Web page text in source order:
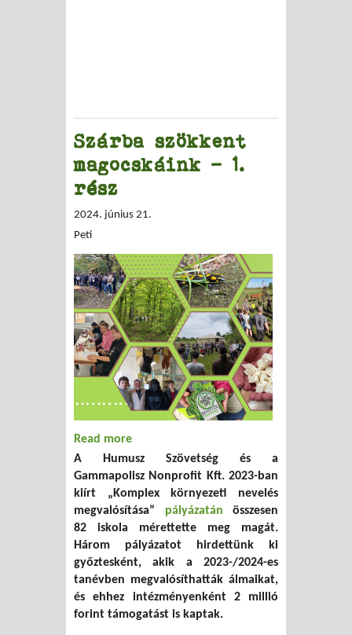
Szárba szökkent
magocskáink – 1.
rész
2024. június 21.
Peti
Read more
rész
A Humusz Szövetség és a
Gammapolisz Nonprofit Kft. 2023-ban
kiírt „Komplex környezeti nevelés
megvalósítása” pályázatán összesen
82 iskola mérettette meg magát.
Három pályázatot hirdettünk ki
győztesként, akik a 2023-/2024-es
tanévben megvalósíthatták álmaikat,
és ehhez intézményenként 2 millió
forint támogatást is kaptak.